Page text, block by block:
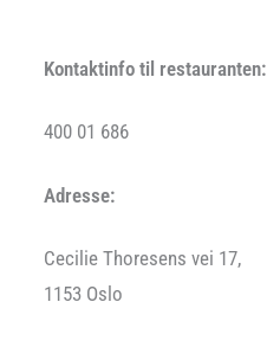
Kontaktinfo til restauranten:
400 01 686
Adresse:
Cecilie Thoresens vei 17,
1153 Oslo